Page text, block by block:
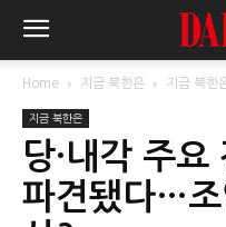
Home 지금 북한은 지금 북한
지금 북한은
당·내각 주
파견됐다…조